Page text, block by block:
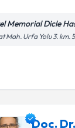
Memorial Dicle
Mah. Urfa Yolu 3. km.